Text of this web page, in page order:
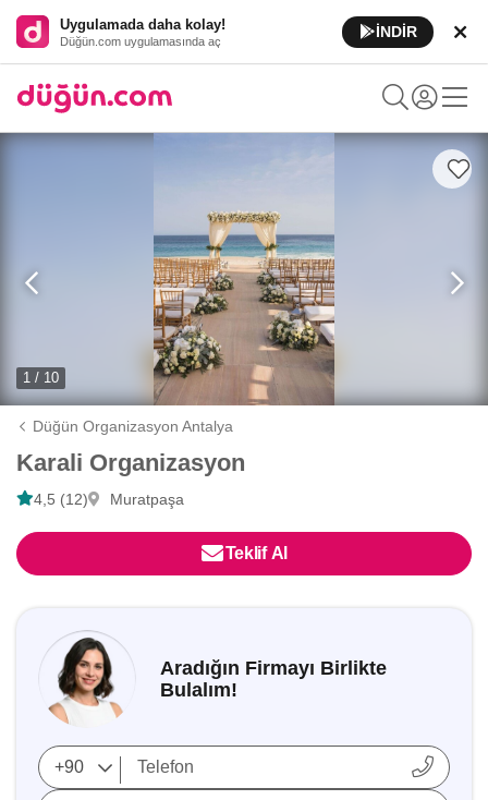
Uygulamada daha kolay!
Düğün.com uygulamasında aç
İNDİR
1 / 10
Düğün Organizasyon Antalya
Karali Organizasyon
4,5 (12) Muratpaşa
Teklif Al
Aradığın Firmayı Birlikte
Bulalım!